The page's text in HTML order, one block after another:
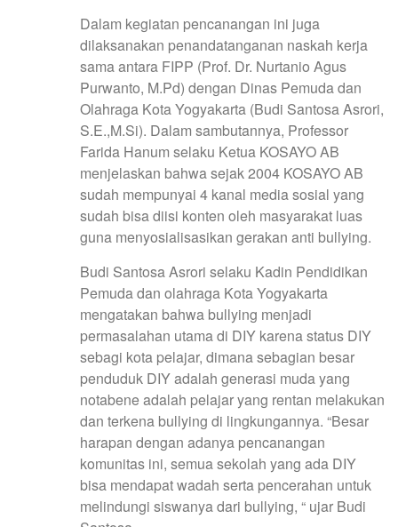
Dalam kegiatan pencanangan ini juga
dilaksanakan penandatanganan naskah kerja
sama antara FIPP (Prof. Dr. Nurtanio Agus
Purwanto, M.Pd) dengan Dinas Pemuda dan
Olahraga Kota Yogyakarta (Budi Santosa Asrori,
S.E.,M.Si). Dalam sambutannya, Professor
Farida Hanum selaku Ketua KOSAYO AB
menjelaskan bahwa sejak 2004 KOSAYO AB
sudah mempunyai 4 kanal media sosial yang
sudah bisa diisi konten oleh masyarakat luas
guna menyosialisasikan gerakan anti bullying.
Budi Santosa Asrori selaku Kadin Pendidikan
Pemuda dan olahraga Kota Yogyakarta
mengatakan bahwa bullying menjadi
permasalahan utama di DIY karena status DIY
sebagi kota pelajar, dimana sebagian besar
penduduk DIY adalah generasi muda yang
notabene adalah pelajar yang rentan melakukan
dan terkena bullying di lingkungannya. “Besar
harapan dengan adanya pencanangan
komunitas ini, semua sekolah yang ada DIY
bisa mendapat wadah serta pencerahan untuk
melindungi siswanya dari bullying, “ ujar Budi